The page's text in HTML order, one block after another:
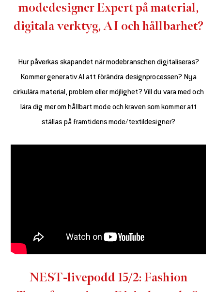
modedesigner Expert på material,
digitala verktyg, AI och hållbarhet?
Hur påverkas skapandet när modebranschen digitaliseras?
Kommer generativ AI att förändra designprocessen? Nya
cirkulära material, problem eller möjlighet? Vill du vara med och
lära dig mer om hållbart mode och kraven som kommer att
ställas på framtidens mode/textildesigner?
NEST-livepodd 15/2: Fashion